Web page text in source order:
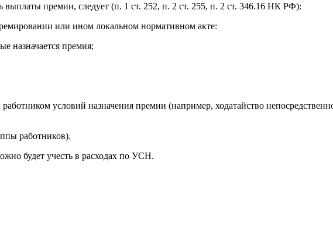
выплаты премии, следует (п. 1 ст. 252, п. 2 ст. 255, п. 2 ст. 346.16 НК РФ):
или ином локальном нормативном акте:
назначается премия;
условий назначения премии (например, ходатайство
работников).
будет учесть в расходах по УСН.